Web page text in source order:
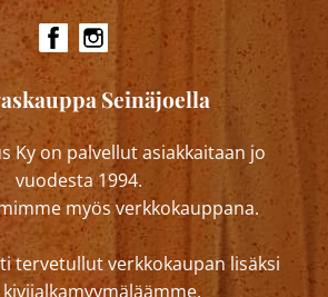
Seinäjoella
Ky on palvellut asiakkaitaan jo
vuodesta 1994.
myös verkkokauppana.
tervetullut verkkokaupan lisäksi